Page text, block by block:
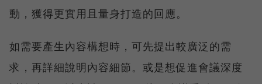
動，獲得更實用且量身打造的回應。
如需要產生內容構想時，可先提出較廣泛的需
求，再詳細說明內容細節。或是想促進會議深度